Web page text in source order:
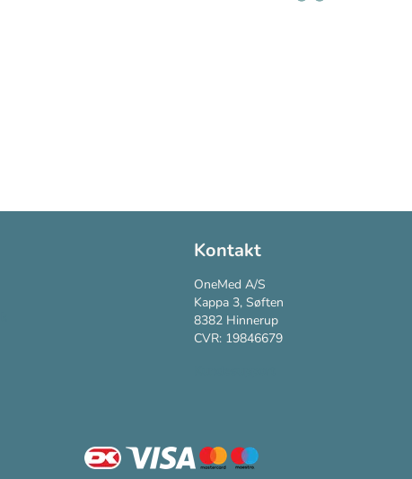
Kontakt
OneMed A/S
Kappa 3, Søften
8382 Hinnerup
CVR: 19846679